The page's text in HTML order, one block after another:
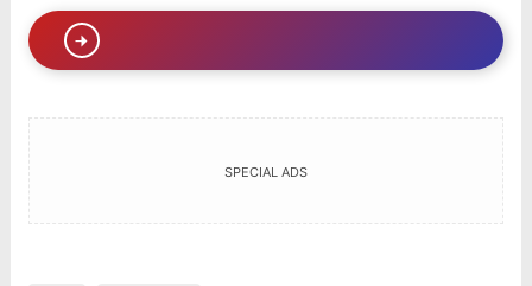
SPECIAL ADS